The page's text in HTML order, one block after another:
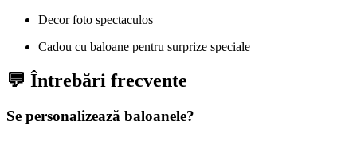
Decor foto spectaculos
Cadou cu baloane pentru surprize speciale
💬 Întrebări frecvente
Se personalizează baloanele?